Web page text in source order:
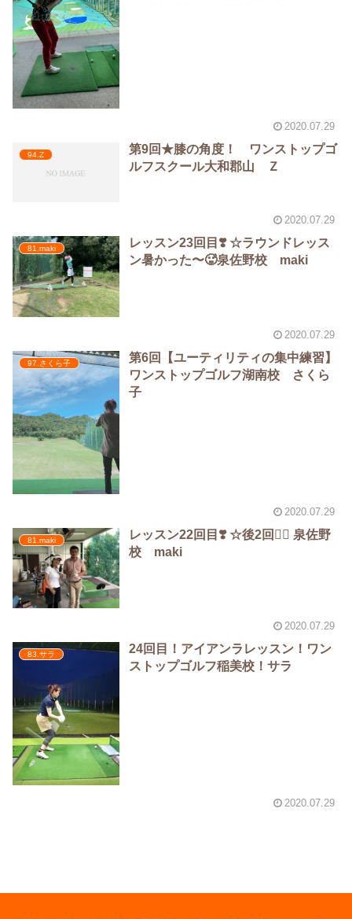
2020.07.29
94.Z
第9回★膝の角度！ ワンストップゴ
ルフスクール大和郡山 Ｚ
2020.07.29
81.maki
レッスン23回目❣️ ☆ラウンドレッス
ン暑かった〜🥵泉佐野校 maki
2020.07.29
97.さくら子
第6回【ユーティリティの集中練習】
ワンストップゴルフ湖南校 さくら
子
2020.07.29
81.maki
レッスン22回目❣️ ☆後2回🏌️‍♀️ 泉佐野
校 maki
2020.07.29
83.サラ
24回目！アイアンラレッスン！ワン
ストップゴルフ稲美校！サラ
2020.07.29